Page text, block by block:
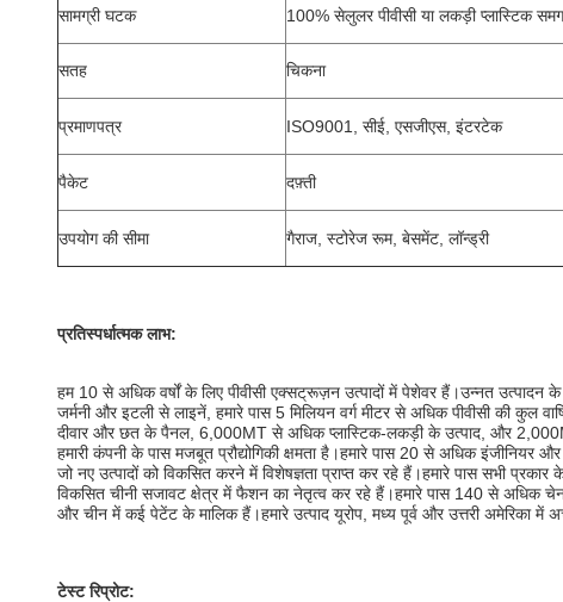
सामग्री घटक 100% सेलुलर पीवीसी या लकड़ी प्लास्टिक
सतह चिकना
प्रमाणपत्र ISO9001, सीई, एसजीएस, इंटरटेक
पैकेट दफ़्ती
उपयोग की सीमा गैराज, स्टोरेज रूम, बेसमेंट, लॉन्ड्री
प्रतिस्पर्धात्मक लाभ:
हम 10 से अधिक वर्षों के लिए पीवीसी एक्सट्रूज़न उत्पादों में पेशेवर हैं।उन्नत उत्पादन
जर्मनी और इटली से लाइनें, हमारे पास 5 मिलियन वर्ग मीटर से अधिक पीवीसी की कुल
दीवार और छत के पैनल, 6,000MT से अधिक प्लास्टिक-लकड़ी के उत्पाद, और
हमारी कंपनी के पास मजबूत प्रौद्योगिकी क्षमता है।हमारे पास 20 से अधिक इंजीनियर
जो नए उत्पादों को विकसित करने में विशेषज्ञता प्राप्त कर रहे हैं।हमारे पास सभी
विकसित चीनी सजावट क्षेत्र में फैशन का नेतृत्व कर रहे हैं।हमारे पास 140 से अधिक
और चीन में कई पेटेंट के मालिक हैं।हमारे उत्पाद यूरोप, मध्य पूर्व और उत्तरी अमेरिका में
टेस्ट रिप्रोट: